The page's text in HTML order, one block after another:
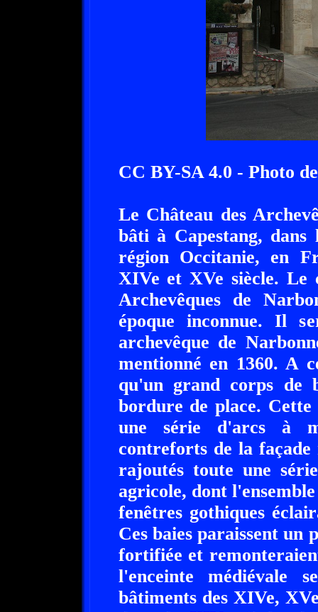
CC BY-SA 4.0 - Photo
Le Château des
bâti à Capestang,
région Occitanie, en
XIVe et XVe siècle. Le
Archevêques de
époque inconnue. Il
archevêque de
mentionné en 1360. A
qu'un grand corps de
bordure de place.
une série d'arcs à
contreforts de la
rajoutés toute une
agricole, dont
fenêtres gothiques
Ces baies paraissent un
fortifiée et
l'enceinte médiévale
bâtiments des XIVe,